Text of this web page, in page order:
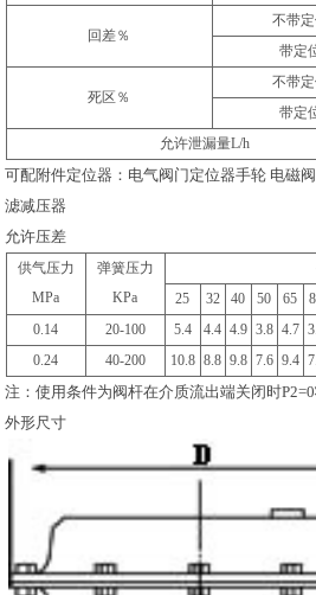
回差％
不带
带定
死区％
不带
带定
允许泄漏量L/h
可配附件定位器：电气阀门定位器手轮 电磁
滤减压器
允许压差
供气压力
MPa
弹簧压力
KPa
25
32 40 50 65
0.14
20-100 5.4 4.4 4.9 3.8 4.7
0.24
40-200 10.8 8.8 9.8 7.6 9.4
注：使用条件为阀杆在介质流出端关闭时P2=0
外形尺寸